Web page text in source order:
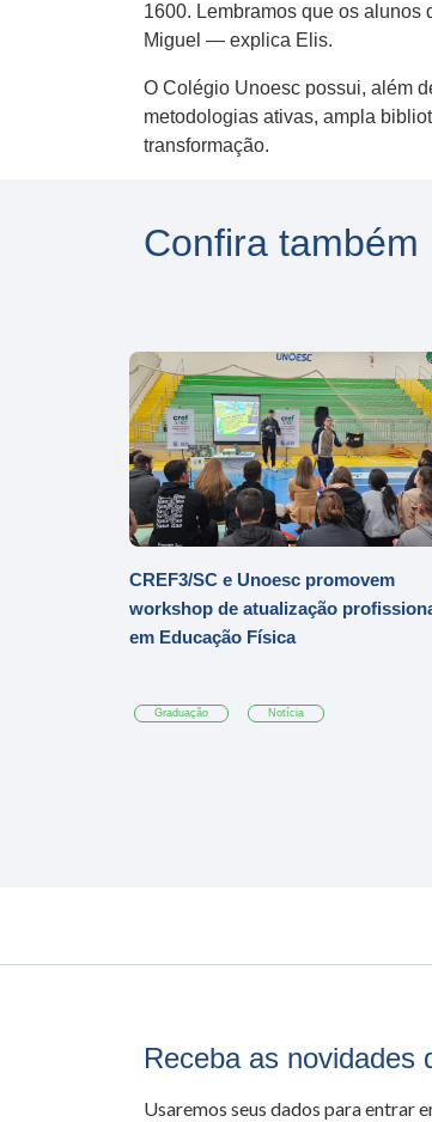
1600. Lembramos que os alunos
Miguel — explica Elis.
O Colégio Unoesc possui, além
metodologias ativas, ampla
transformação.
Confira também
CREF3/SC e Unoesc promovem
workshop de atualização
em Educação Física
Graduação Notícia
Receba as novidades
Usaremos seus dados para entrar